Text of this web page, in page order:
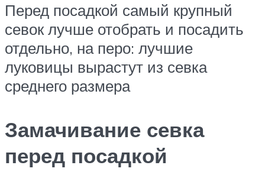
Перед посадкой самый крупный
севок лучше отобрать и посадить
отдельно, на перо: лучшие
луковицы вырастут из севка
среднего размера
Замачивание севка
перед посадкой